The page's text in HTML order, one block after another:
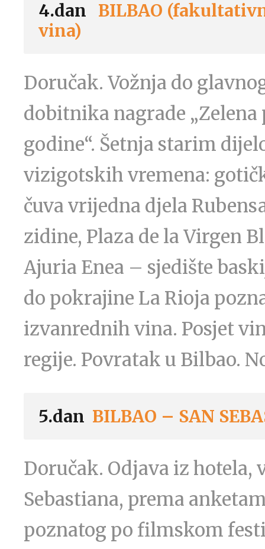
4.dan
BILBAO
vina)
Doručak. Vožnja do
dobitnika nagrade „Zelena
godine“. Šetnja starim
vizigotskih vremena:
čuva vrijedna djela
zidine, Plaza de la Virgen
Ajuria Enea – sjedište
do pokrajine La Rioja
izvanrednih vina. Posjet
regije. Povratak u Bilbao.
5.dan BILBAO – SAN
Doručak. Odjava iz hotela,
Sebastiana, prema
poznatog po filmskom